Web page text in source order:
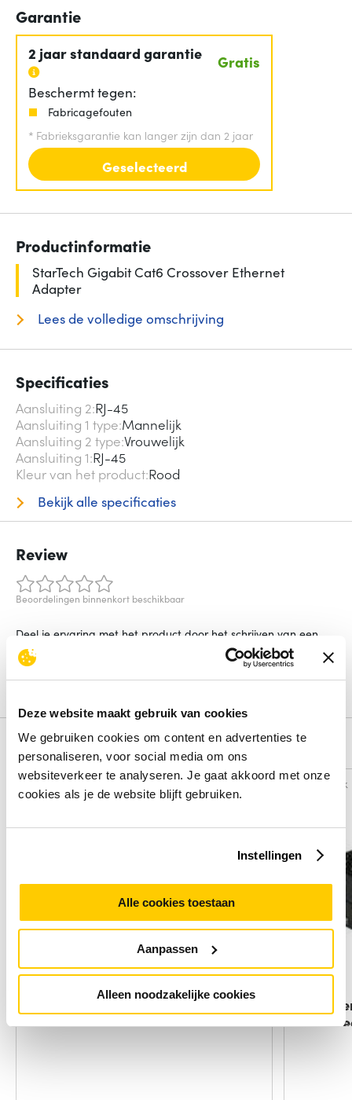
Deze website maakt gebruik van cookies
We gebruiken cookies om content en advertenties te
personaliseren, voor social media om ons
websiteverkeer te analyseren. Je gaat akkoord met onze
cookies als je de website blijft gebruiken.
Instellingen
Alle cookies toestaan
Aanpassen
Alleen noodzakelijke cookies
Garantie
2 jaar standaard garantie Gratis
Beschermt tegen:
Fabricagefouten
* Fabrieksgarantie kan langer zijn dan 2 jaar
Geselecteerd
Productinformatie
StarTech Gigabit Cat6 Crossover Ethernet
Adapter
Lees de volledige omschrijving
Specificaties
Aansluiting 2 RJ-45
Aansluiting 1 type Mannelijk
Aansluiting 2 type Vrouwelijk
Aansluiting 1 RJ-45
Kleur van het product Rood
Bekijk alle specificaties
Review
Beoordelingen binnenkort beschikbaar
Deel je ervaring met het product door het schrijven van een
review.
Schrijf een review
Alternatieven
Vergelijk
DeLOCK HDMI Adapter 19-p HDMI
Zwart
Vergelijk
C2G
2x